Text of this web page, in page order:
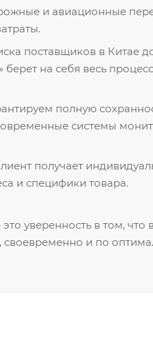
и авиационные
поставщиков в Китае
на себя весь
полную
системы
получает
и специфики товара.
уверенность в том, что
своевременно и по